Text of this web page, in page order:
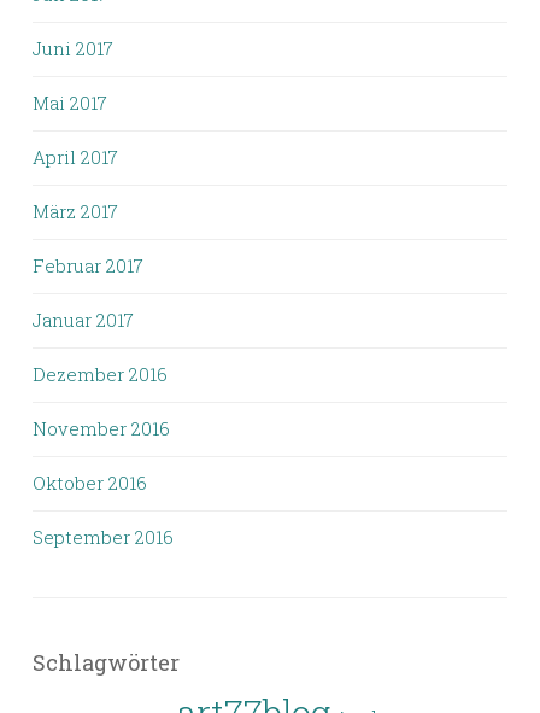
Juni 2017
Mai 2017
April 2017
März 2017
Februar 2017
Januar 2017
Dezember 2016
November 2016
Oktober 2016
September 2016
Schlagwörter